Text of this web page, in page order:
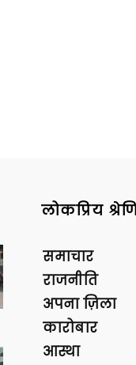
लोकप्रिय
समाचार
राजनीति
अपना ज़िला
कारोबार
आस्था